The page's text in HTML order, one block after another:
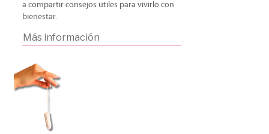
a compartir consejos útiles para vivirlo con
bienestar.
Más información